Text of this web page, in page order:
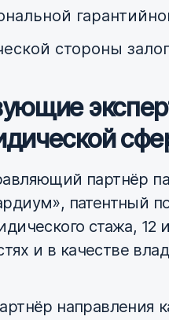
стороны
партнёр
патентный
стажа, 12
и в качестве
направления